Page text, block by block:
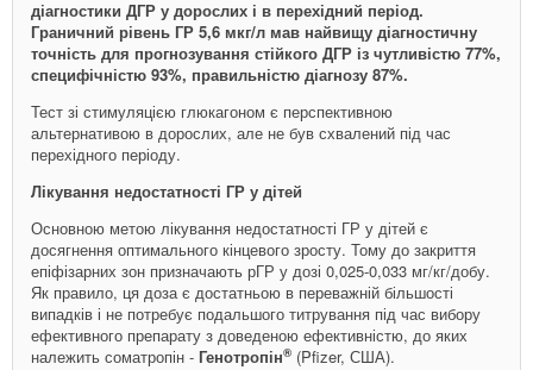
діагностики ДГР у дорослих і в перехідний період.
Граничний рівень ГР 5,6 мкг/л мав найвищу діагностичну
точність для прогнозування стійкого ДГР із чутливістю 77%,
специфічністю 93%, правильністю діагнозу 87%.
Тест зі стимуляцією глюкагоном є перспективною
альтернативою в дорослих, але не був схвалений під час
перехідного періоду.
Лікування недостатності ГР у дітей
Основною метою лікування недостатності ГР у дітей є
досягнення оптимального кінцевого зросту. Тому до закриття
епіфізарних зон призначають рГР у дозі 0,025-0,033 мг/кг/добу.
Як правило, ця доза є достатньою в переважній більшості
випадків і не потребує подальшого титрування під час вибору
ефективного препарату з доведеною ефективністю, до яких
належить соматропін - Генотропін® (Pfizer, США).